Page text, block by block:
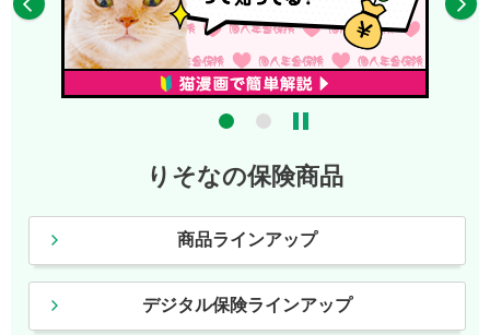
りそなの保険商品
商品ラインアップ
デジタル保険ラインアップ